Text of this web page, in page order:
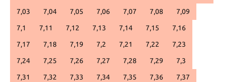
7,03 7,04 7,05 7,06 7,07 7,08 7,09
7,1 7,11 7,12 7,13 7,14 7,15 7,16
7,17 7,18 7,19 7,2 7,21 7,22 7,23
7,24 7,25 7,26 7,27 7,28 7,29 7,3
7,31 7,32 7,33 7,34 7,35 7,36 7,37